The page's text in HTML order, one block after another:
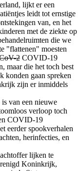
lijkt er een
leidt tot ernstige
van, en het
met de ziekte op
die we
"flattenen" moesten
2 COVID-19
maar die het toch best
konden gaan spreken
zijn er inmiddels
van een nieuwe
verloop toch
COVID-19
eerder spookverhalen
herinfecties, en
lijken te
Koninkrijk,